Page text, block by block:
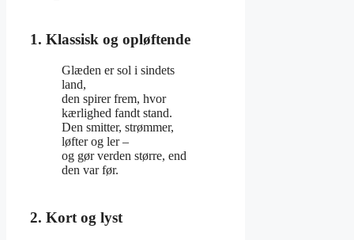
1. Klassisk og opløftende
Glæden er sol i sindets
land,
den spirer frem, hvor
kærlighed fandt stand.
Den smitter, strømmer,
løfter og ler –
og gør verden større, end
den var før.
2. Kort og lyst